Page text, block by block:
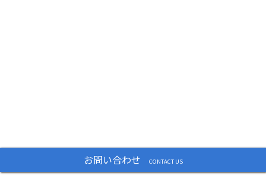
お問い合わせ CONTACT US